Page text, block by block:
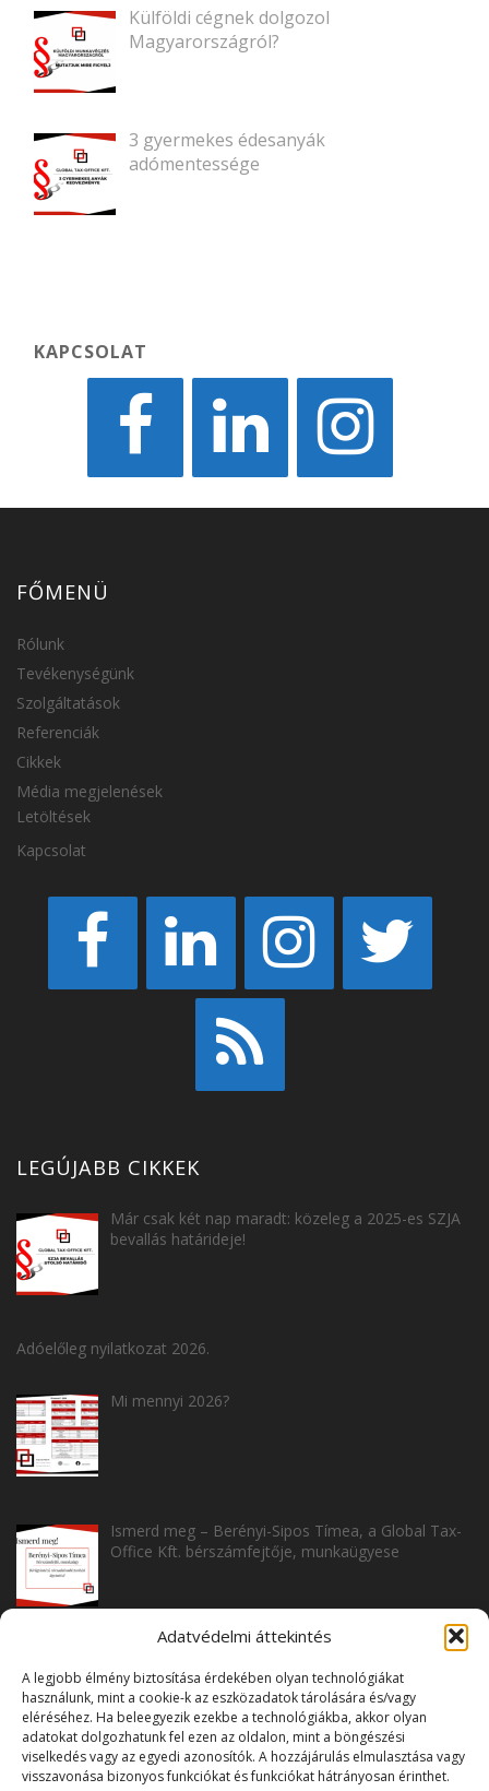
Adatvédelmi áttekintés
A legjobb élmény biztosítása érdekében olyan technológiákat
használunk, mint a cookie-k az eszközadatok tárolására és/vagy
eléréséhez. Ha beleegyezik ezekbe a technológiákba, akkor olyan
adatokat dolgozhatunk fel ezen az oldalon, mint a böngészési
viselkedés vagy az egyedi azonosítók. A hozzájárulás elmulasztása vagy
visszavonása bizonyos funkciókat és funkciókat hátrányosan érinthet.
Külföldi cégnek dolgozol
Magyarországról?
3 gyermekes édesanyák
adómentessége
KAPCSOLAT
FŐMENÜ
Rólunk
Tevékenységünk
Szolgáltatások
Referenciák
Cikkek
Média megjelenések
Letöltések
Kapcsolat
LEGÚJABB CIKKEK
Már csak két nap maradt: közeleg a 2025-es SZJA
bevallás határideje!
Adóelőleg nyilatkozat 2026.
Mi mennyi 2026?
Ismerd meg – Berényi-Sipos Tímea, a Global Tax-
Office Kft. bérszámfejtője, munkaügyese
Office Kft. könyvelője, irodavezetője